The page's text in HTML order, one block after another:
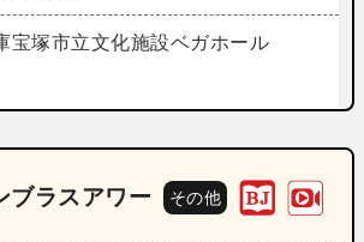
宝塚市立文化施設ベガホール
ブラスアワー その他